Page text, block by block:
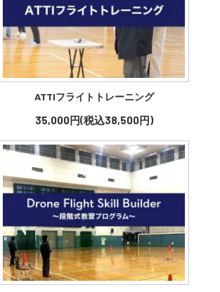
ATTIフライトトレーニング
35,000円(税込38,500円)